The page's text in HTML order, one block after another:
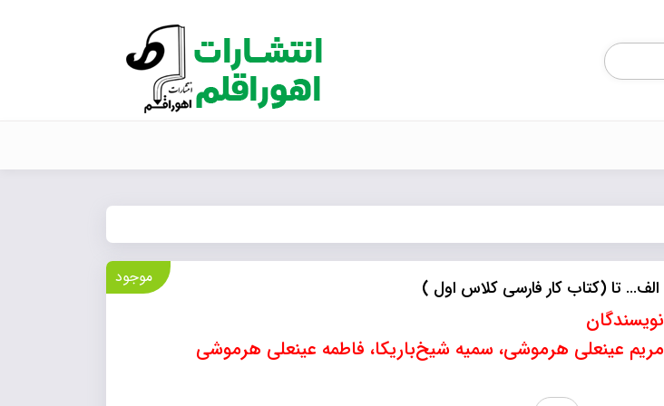
Products
search
موجود الف… تا (کتاب کار فارسی کلاس اول )
نویسندگان
مریم عینعلی هرموشی، سمیه شیخ‌باریکا، فاطمه عینعلی هرموشی